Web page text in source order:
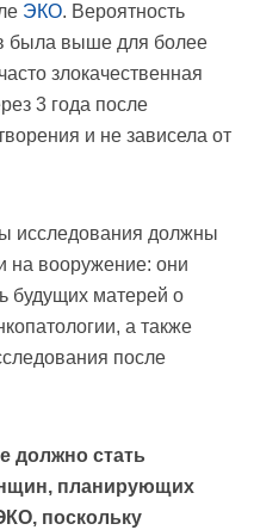
ЭКО. Вероятность
была выше для более
злокачественная
3 года после
и не зависела от
исследования должны
на вооружение: они
будущих матерей о
а также
после
должно стать
планирующих
поскольку